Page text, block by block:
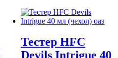
Тестер HFC
Devils Intrigue 40